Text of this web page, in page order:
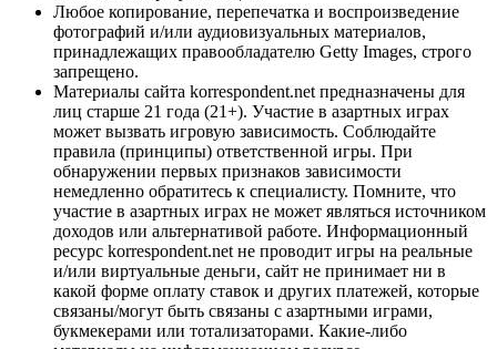
Любое копирование, перепечатка и воспроизведение
фотографий и/или аудиовизуальных материалов,
принадлежащих правообладателю Getty Images, строго
запрещено.
Материалы сайта korrespondent.net предназначены для
лиц старше 21 года (21+). Участие в азартных играх
может вызвать игровую зависимость. Соблюдайте
правила (принципы) ответственной игры. При
обнаружении первых признаков зависимости
немедленно обратитесь к специалисту. Помните, что
участие в азартных играх не может являться источником
доходов или альтернативой работе. Информационный
ресурс korrespondent.net не проводит игры на реальные
и/или виртуальные деньги, сайт не принимает ни в
какой форме оплату ставок и других платежей, которые
связаны/могут быть связаны с азартными играми,
букмекерами или тотализаторами. Какие-либо